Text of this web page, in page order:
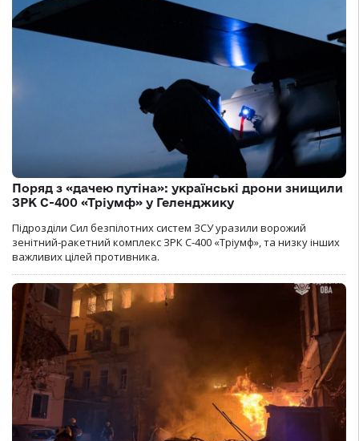
Поряд з «дачею путіна»: українські дрони знищили
ЗРК С-400 «Тріумф» у Геленджику
Підрозділи Сил безпілотних систем ЗСУ уразили ворожий
зенітний-ракетний комплекс ЗРК С-400 «Тріумф», та низку інших
важливих цілей противника.